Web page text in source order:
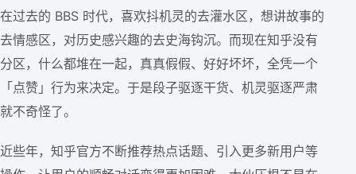
在过去的 BBS 时代，喜欢抖机灵的去灌水区，想讲故事的
去情感区，对历史感兴趣的去史海钩沉。而现在知乎没有
分区，什么都堆在一起，真真假假、好好坏坏，全凭一个
「点赞」行为来决定。于是段子驱逐干货、机灵驱逐严肃
就不奇怪了。
近些年，知乎官方不断推荐热点话题、引入更多新用户等